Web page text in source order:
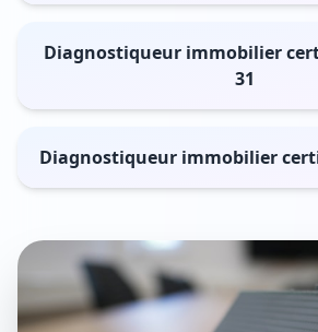
Diagnostiqueur immobilier
31
Diagnostiqueur immobilier